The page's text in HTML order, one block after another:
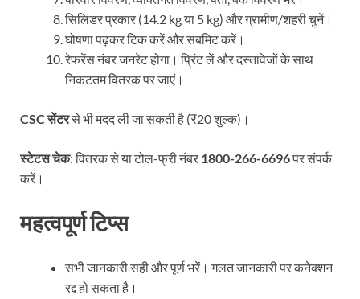
सिलिंडर प्रकार (14.2 kg या 5 kg) और ग्रामीण/शहरी चुनें।
घोषणा पढ़कर टिक करें और सबमिट करें।
रेफरेंस नंबर जनरेट होगा। प्रिंट लें और दस्तावेजों के साथ
निकटतम वितरक पर जाएं।
CSC सेंटरसे भी मदद ली जा सकती है (₹20 शुल्क)।
स्टेटस चेक: वितरक से या टोल-फ्री नंबर 1800-266-6696पर संपर्क
करें।
महत्वपूर्ण टिप्स
सभी जानकारी सही और पूर्ण भरें। गलत जानकारी पर कनेक्शन
रद्द हो सकता है।